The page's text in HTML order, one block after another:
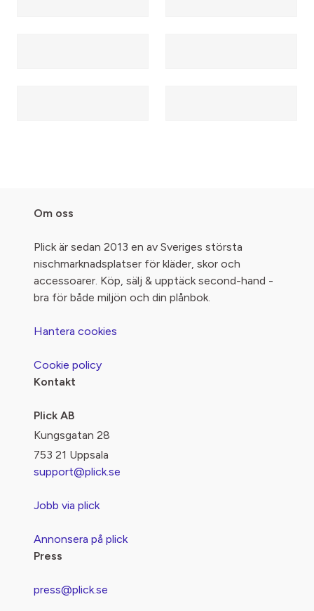
Om oss
Plick är sedan 2013 en av Sveriges största
nischmarknadsplatser för kläder, skor och
accessoarer. Köp, sälj & upptäck second-hand -
bra för både miljön och din plånbok.
Hantera cookies
Cookie policy
Kontakt
Plick AB
Kungsgatan 28
753 21 Uppsala
support@plick.se
Jobb via plick
Annonsera på plick
Press
press@plick.se